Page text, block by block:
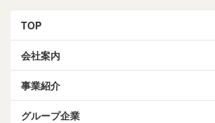
TOP
会社案内
事業紹介
グループ企業